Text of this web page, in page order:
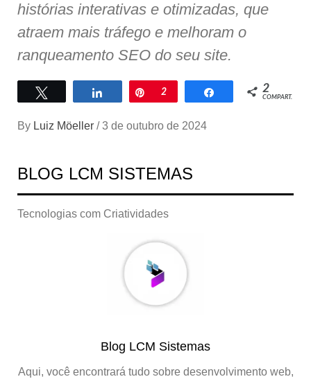
histórias interativas e otimizadas, que
atraem mais tráfego e melhoram o
ranqueamento SEO do seu site.
Compartilhar
Pin
2 Compartilhar
2
COMPART.
By Luiz Möeller / 3 de outubro de 2024
BLOG LCM SISTEMAS
Tecnologias com Criatividades
Blog LCM Sistemas
Aqui, você encontrará tudo sobre desenvolvimento web,